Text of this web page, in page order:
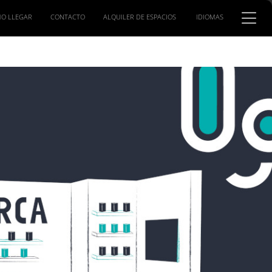
LLEGAR CONTACTO ALQUILER DE ESPACIOS IDIOMAS